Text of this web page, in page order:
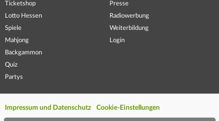
Ticketshop
Lotto Hessen
Spiele
Mahjong
Backgammon
Quiz
Partys
Presse
Radiowerbung
Weiterbildung
Login
Impressum und Datenschutz Cookie-Einstellungen